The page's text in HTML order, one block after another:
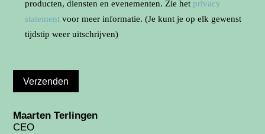
producten, diensten en evenementen. Zie het privacy
statement voor meer informatie. (Je kunt je op elk gewenst
tijdstip weer uitschrijven)
Maarten Terlingen
CEO